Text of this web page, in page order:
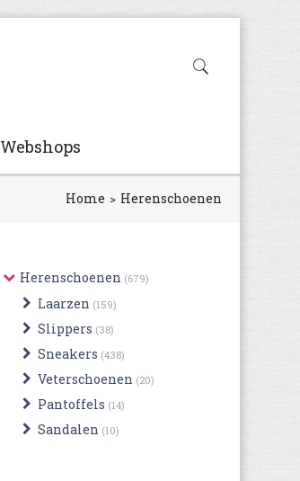
Webshops
Home Herenschoenen
Herenschoenen (679)
Laarzen (159)
Slippers (38)
Sneakers (438)
Veterschoenen (20)
Pantoffels (14)
Sandalen (10)